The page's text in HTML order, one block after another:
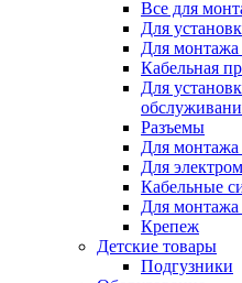
Все для
Для
Для монтажа
Кабельная
Для
Разъемы
Для
Для
Кабельные
Для
Крепеж
Детские товары
Подгузники